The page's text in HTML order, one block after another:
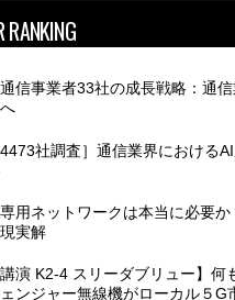
RANKING
信事業者33社の成長戦略：通
4473社調査］通信業界における
用ネットワークは本当に必要か
実解
講演 K2-4 スリーダブリュー】何
ンジャー無線機がローカル５G